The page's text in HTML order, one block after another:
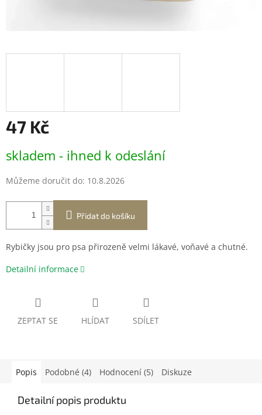
47 Kč
cena:
skladem - ihned k odeslání
Můžeme doručit do: 10.8.2026
Přidat do košíku
Rybičky jsou pro psa přirozeně velmi lákavé, voňavé a chutné.
Detailní informace
ZEPTAT SE HLÍDAT SDÍLET
Popis Podobné (4) Hodnocení (5) Diskuze
Detailní popis produktu